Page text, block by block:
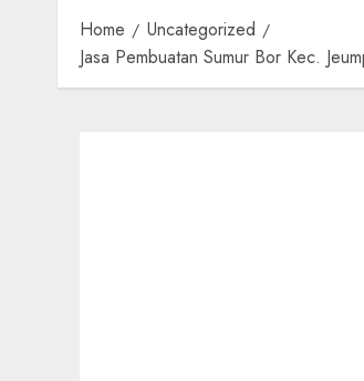
Home
Uncategorized
Jasa Pembuatan Sumur Bor Kec.